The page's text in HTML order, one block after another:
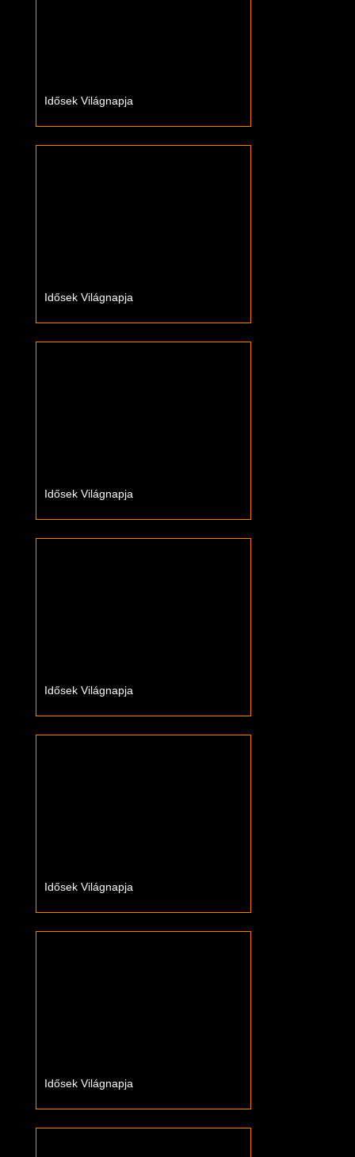
Idősek Világnapja
Idősek Világnapja
Idősek Világnapja
Idősek Világnapja
Idősek Világnapja
Idősek Világnapja